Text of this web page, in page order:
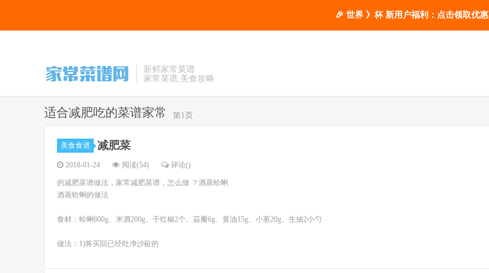
新鲜家常菜谱
家常菜谱,美食攻略
适合减肥吃的菜谱家常 第1页
美食食谱 减肥菜
2018-01-24 阅读(54) 评论()
的减肥菜谱做法，家常减肥菜谱，怎么做 ？酒蒸蛤蜊
酒蒸蛤蜊的做法
食材：蛤蜊600g、米酒200g、干红椒2个、蒜瓣6g、黄油15g、小葱20g、生抽2小勺
做法：1)将买回已经吐净沙砬的
🎉 世界 》杯 新用户福利：点击领取优惠